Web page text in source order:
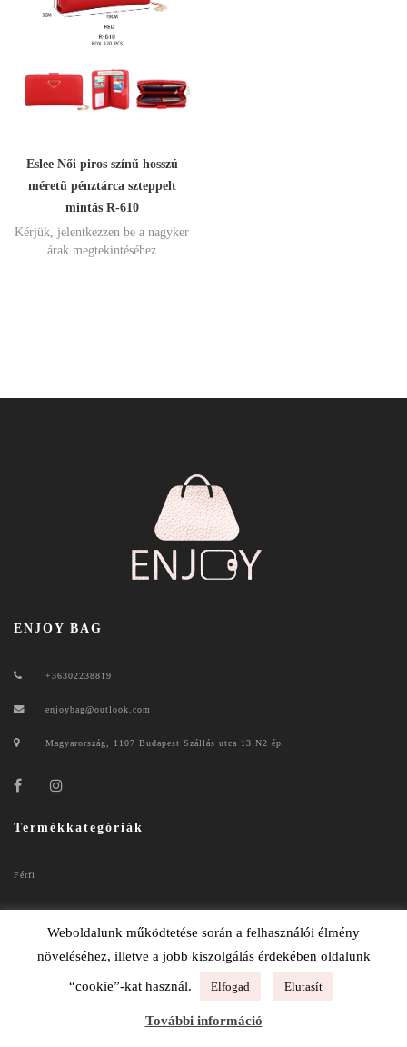
Eslee Női piros színű hosszú
méretű pénztárca szteppelt
mintás R-610
Kérjük, jelentkezzen be a nagyker
árak megtekintéséhez
ENJOY BAG
+36302238819
enjoybag@outlook.com
Magyarország, 1107 Budapest Szállás utca 13.N2 ép.
Termékkategóriák
Férfi
ADATKEZELÉSI TÁJÉKOZTATÓ
Weboldalunk működtetése során a felhasználói élmény
növeléséhez, illetve a jobb kiszolgálás érdekében oldalunk
“cookie”-kat használ. Elfogad Elutasít
További információ